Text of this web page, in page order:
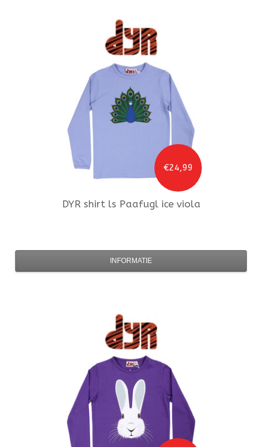
€24,99
DYR shirt ls Paafugl ice viola
INFORMATIE